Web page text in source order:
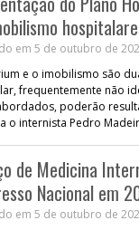
em 5 de outubro de
e o imobilismo são
frequentemente não
poderão
o internista Pedro
de Medicina
Nacional em
em 5 de outubro de